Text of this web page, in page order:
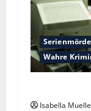
Wahre
Isabella